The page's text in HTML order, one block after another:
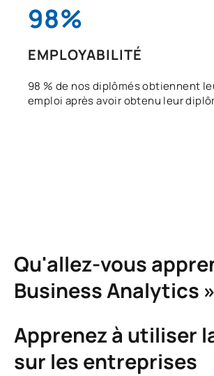
98%
EMPLOYABILITÉ
98 % de nos diplômés obtiennent
emploi après avoir obtenu leur
Qu'allez-vous
Business Analytics
Apprenez à utiliser
sur les entreprises